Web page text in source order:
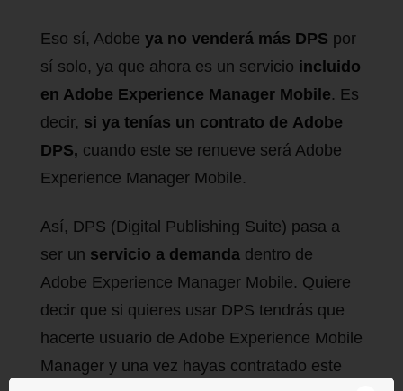
Eso sí, Adobe ya no venderá más DPS por
sí solo, ya que ahora es un servicio incluido
en Adobe Experience Manager Mobile. Es
decir, si ya tenías un contrato de Adobe
DPS, cuando este se renueve será Adobe
Experience Manager Mobile.
Así, DPS (Digital Publishing Suite) pasa a
ser un servicio a demanda dentro de
Adobe Experience Manager Mobile. Quiere
decir que si quieres usar DPS tendrás que
hacerte usuario de Adobe Experience Mobile
Manager y una vez hayas contratado este